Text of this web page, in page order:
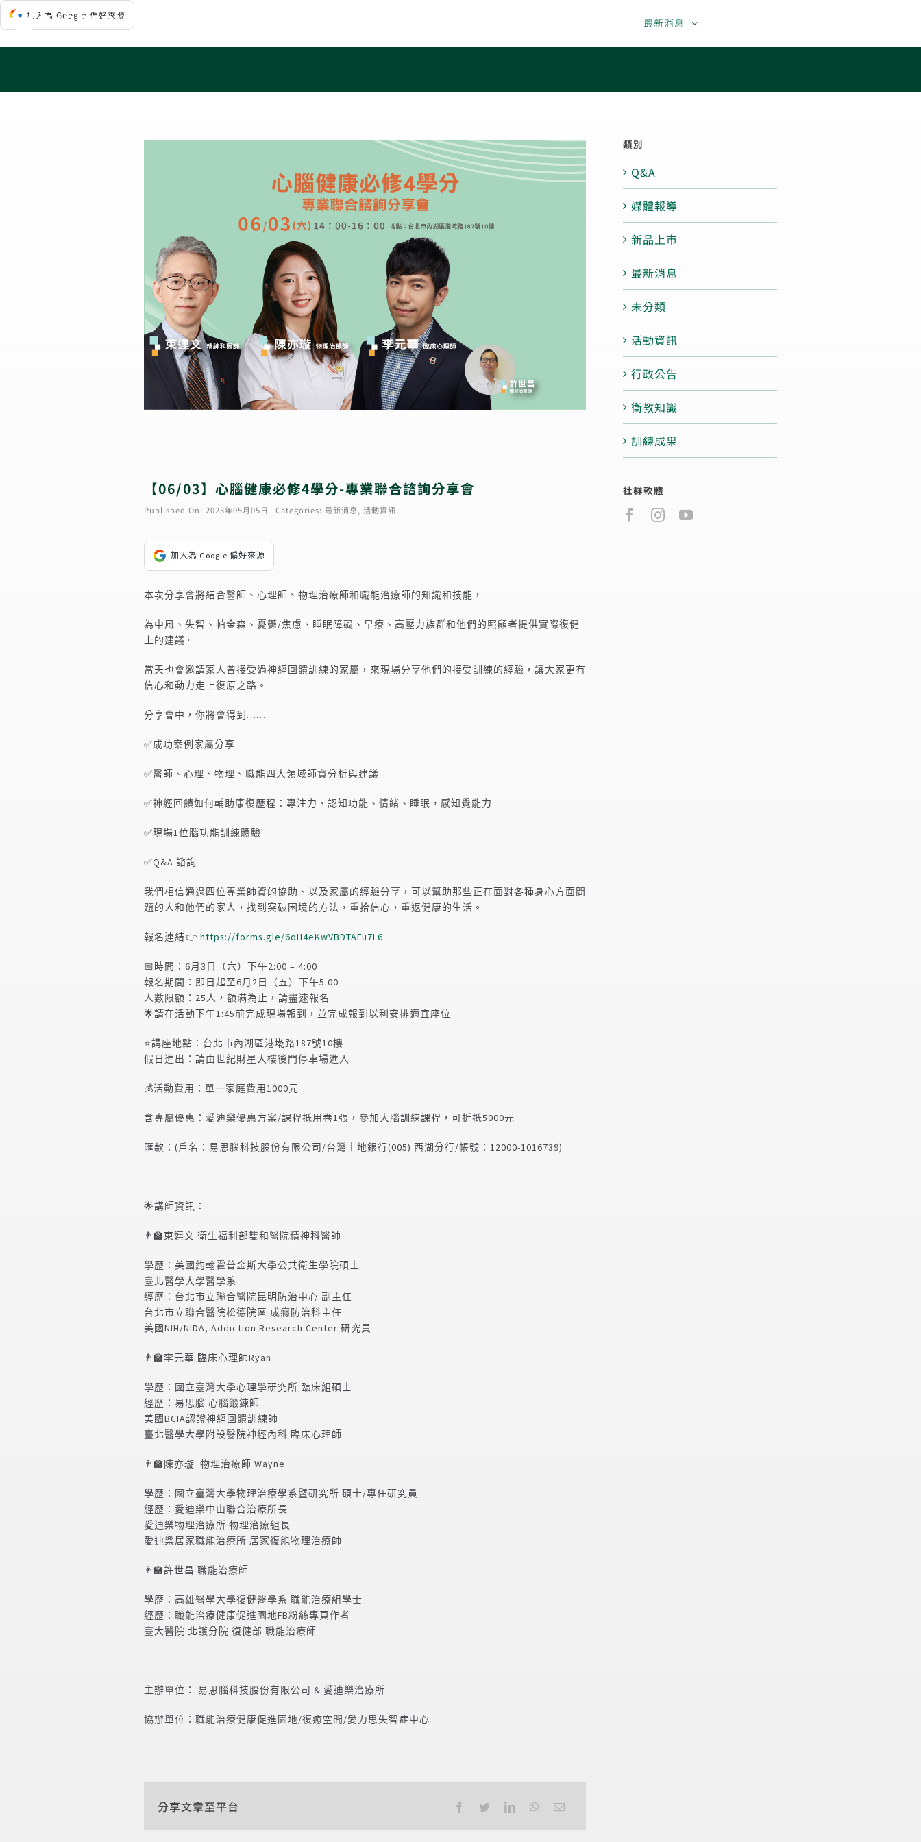
Skip
to
content
最新消息
加入為 Google 偏好來源
【06/03】心腦健康必修4學分-專業聯合諮詢分享會
Published On: 2023年05月05日 Categories: 最新消息, 活動資訊
加入為 Google 偏好來源
本次分享會將結合醫師、心理師、物理治療師和職能治療師的知識和技能，
為中風、失智、帕金森、憂鬱/焦慮、睡眠障礙、早療、高壓力族群和他們的照顧者提供實際復健
上的建議。
當天也會邀請家人曾接受過神經回饋訓練的家屬，來現場分享他們的接受訓練的經驗，讓大家更有
信心和動力走上復原之路。
分享會中，你將會得到……
✅成功案例家屬分享
✅醫師、心理、物理、職能四大領域師資分析與建議
✅神經回饋如何輔助康復歷程：專注力、認知功能、情緒、睡眠，感知覺能力
✅現場1位腦功能訓練體驗
✅Q&A 諮詢
我們相信通過四位專業師資的協助、以及家屬的經驗分享，可以幫助那些正在面對各種身心方面問
題的人和他們的家人，找到突破困境的方法，重拾信心，重返健康的生活。
報名連結👉 https://forms.gle/6oH4eKwVBDTAFu7L6
📅時間：6月3日（六）下午2:00 – 4:00
報名期間：即日起至6月2日（五）下午5:00
人數限額：25人，額滿為止，請盡速報名
🌟請在活動下午1:45前完成現場報到，並完成報到以利安排適宜座位
⭐️講座地點：台北市內湖區港墘路187號10樓
假日進出：請由世紀財星大樓後門停車場進入
💰活動費用：單一家庭費用1000元
含專屬優惠：愛迪樂優惠方案/課程抵用卷1張，參加大腦訓練課程，可折抵5000元
匯款：(戶名：易思腦科技股份有限公司/台灣土地銀行(005) 西湖分行/帳號：12000-1016739)
🌟講師資訊：
👨‍🏫束連文 衛生福利部雙和醫院精神科醫師
學歷：美國約翰霍普金斯大學公共衛生學院碩士
臺北醫學大學醫學系
經歷：台北市立聯合醫院昆明防治中心 副主任
台北市立聯合醫院松德院區 成癮防治科主任
美國NIH/NIDA, Addiction Research Center 研究員
👨‍🏫李元華 臨床心理師Ryan
學歷：國立臺灣大學心理學研究所 臨床組碩士
經歷：易思腦 心腦鍛鍊師
美國BCIA認證神經回饋訓練師
臺北醫學大學附設醫院神經內科 臨床心理師
👨‍🏫陳亦璇 物理治療師 Wayne
學歷：國立臺灣大學物理治療學系暨研究所 碩士/專任研究員
經歷：愛迪樂中山聯合治療所長
愛迪樂物理治療所 物理治療組長
愛迪樂居家職能治療所 居家復能物理治療師
👨‍🏫許世昌 職能治療師
學歷：高雄醫學大學復健醫學系 職能治療組學士
經歷：職能治療健康促進園地FB粉絲專頁作者
臺大醫院 北護分院 復健部 職能治療師
主辦單位： 易思腦科技股份有限公司 & 愛迪樂治療所
協辦單位：職能治療健康促進園地/復癒空間/愛力思失智症中心
分享文章至平台
類別
Q&A
媒體報導
新品上市
最新消息
未分類
活動資訊
行政公告
衛教知識
訓練成果
社群軟體